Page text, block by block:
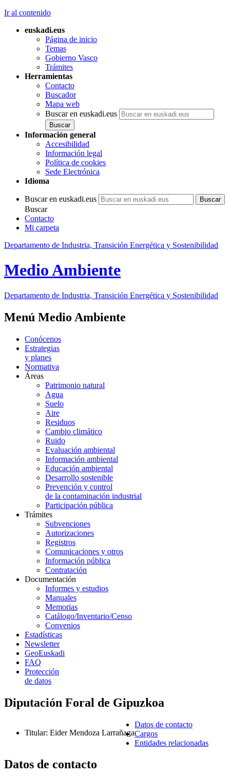
Ir al contenido
euskadi.eus
Página de inicio
Temas
Gobierno Vasco
Trámites
Herramientas
Contacto
Buscador
Mapa web
Buscar en euskadi.eus
Información general
Accesibilidad
Información legal
Política de cookies
Sede Electrónica
Idioma
Buscar en euskadi.eus
Buscar
Contacto
Mi carpeta
Departamento de Industria, Transición Energética y Sostenibilidad
Medio Ambiente
Departamento de Industria, Transición Energética y Sostenibilidad
Menú Medio Ambiente
Conócenos
Estrategias
y planes
Normativa
Áreas
Patrimonio natural
Agua
Suelo
Aire
Residuos
Cambio climático
Ruido
Evaluación ambiental
Información ambiental
Educación ambiental
Desarrollo sostenible
Prevención y control
de la contaminación industrial
Participación pública
Trámites
Subvenciones
Autorizaciones
Registros
Comunicaciones y otros
Información pública
Contratación
Documentación
Informes y estudios
Manuales
Memorias
Catálogo/Inventario/Censo
Convenios
Estadísticas
Newsletter
GeoEuskadi
FAQ
Protección
de datos
Diputación Foral de Gipuzkoa
Titular: Eider Mendoza Larrañaga
Datos de contacto
Cargos
Entidades relacionadas
Datos de contacto